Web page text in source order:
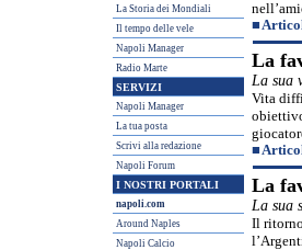
La Storia dei Mondiali
Il tempo delle vele
Napoli Manager
Radio Marte
SERVIZI
Napoli Manager
La tua posta
Scrivi alla redazione
Napoli Forum
I NOSTRI PORTALI
napoli.com
Around Naples
Napoli Calcio
■
La
La sua
Vita
■
La
La sua
Il